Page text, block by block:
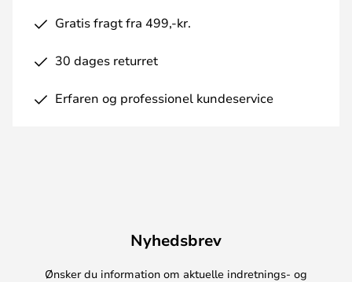
Gratis fragt fra 499,-kr.
30 dages returret
Erfaren og professionel kundeservice
Nyhedsbrev
Ønsker du information om aktuelle indretnings- og